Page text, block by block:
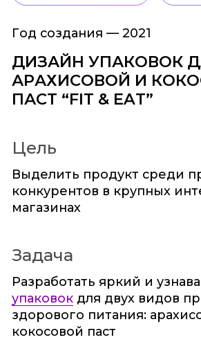
Год создания — 2021
ДИЗАЙН УПАКОВОК
АРАХИСОВОЙ И
ПАСТ “FIT & EAT”
Цель
Выделить продукт среди
конкурентов в крупных
магазинах
Задача
Разработать яркий и
упаковокдля двух видов
здорового питания:
кокосовой паст